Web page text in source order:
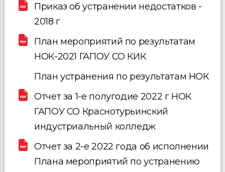
Приказ об устранении недостатков -
2018 г
План мероприятий по результатам
НОК-2021 ГАПОУ СО КИК
План устранения по результатам НОК
Отчет за 1-е полугодие 2022 г НОК
ГАПОУ СО Краснотурьинский
индустриальный колледж
Отчет за 2-е 2022 года об исполнении
Плана мероприятий по устранению